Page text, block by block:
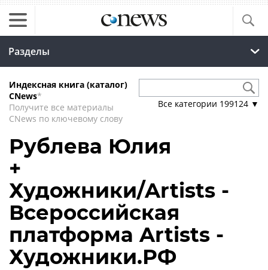
Разделы
Индексная книга (каталог)
CNews*
Получите все материалы
CNews по ключевому слову
Все категории 199124 ▼
Рублева Юлия
+
Художники/Artists -
Всероссийская
платформа Artists -
Художники.РФ